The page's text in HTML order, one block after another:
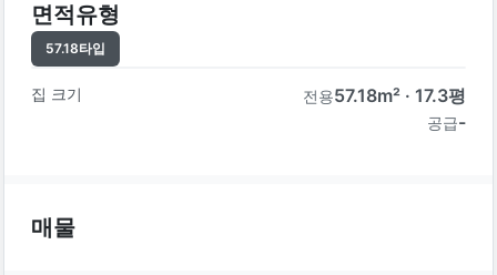
면적유형
57.18타입
집 크기 전용57.18m² · 17.3평
공급-
매물